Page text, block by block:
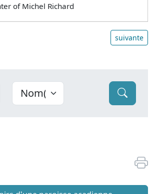
of Michel Richard
suivante